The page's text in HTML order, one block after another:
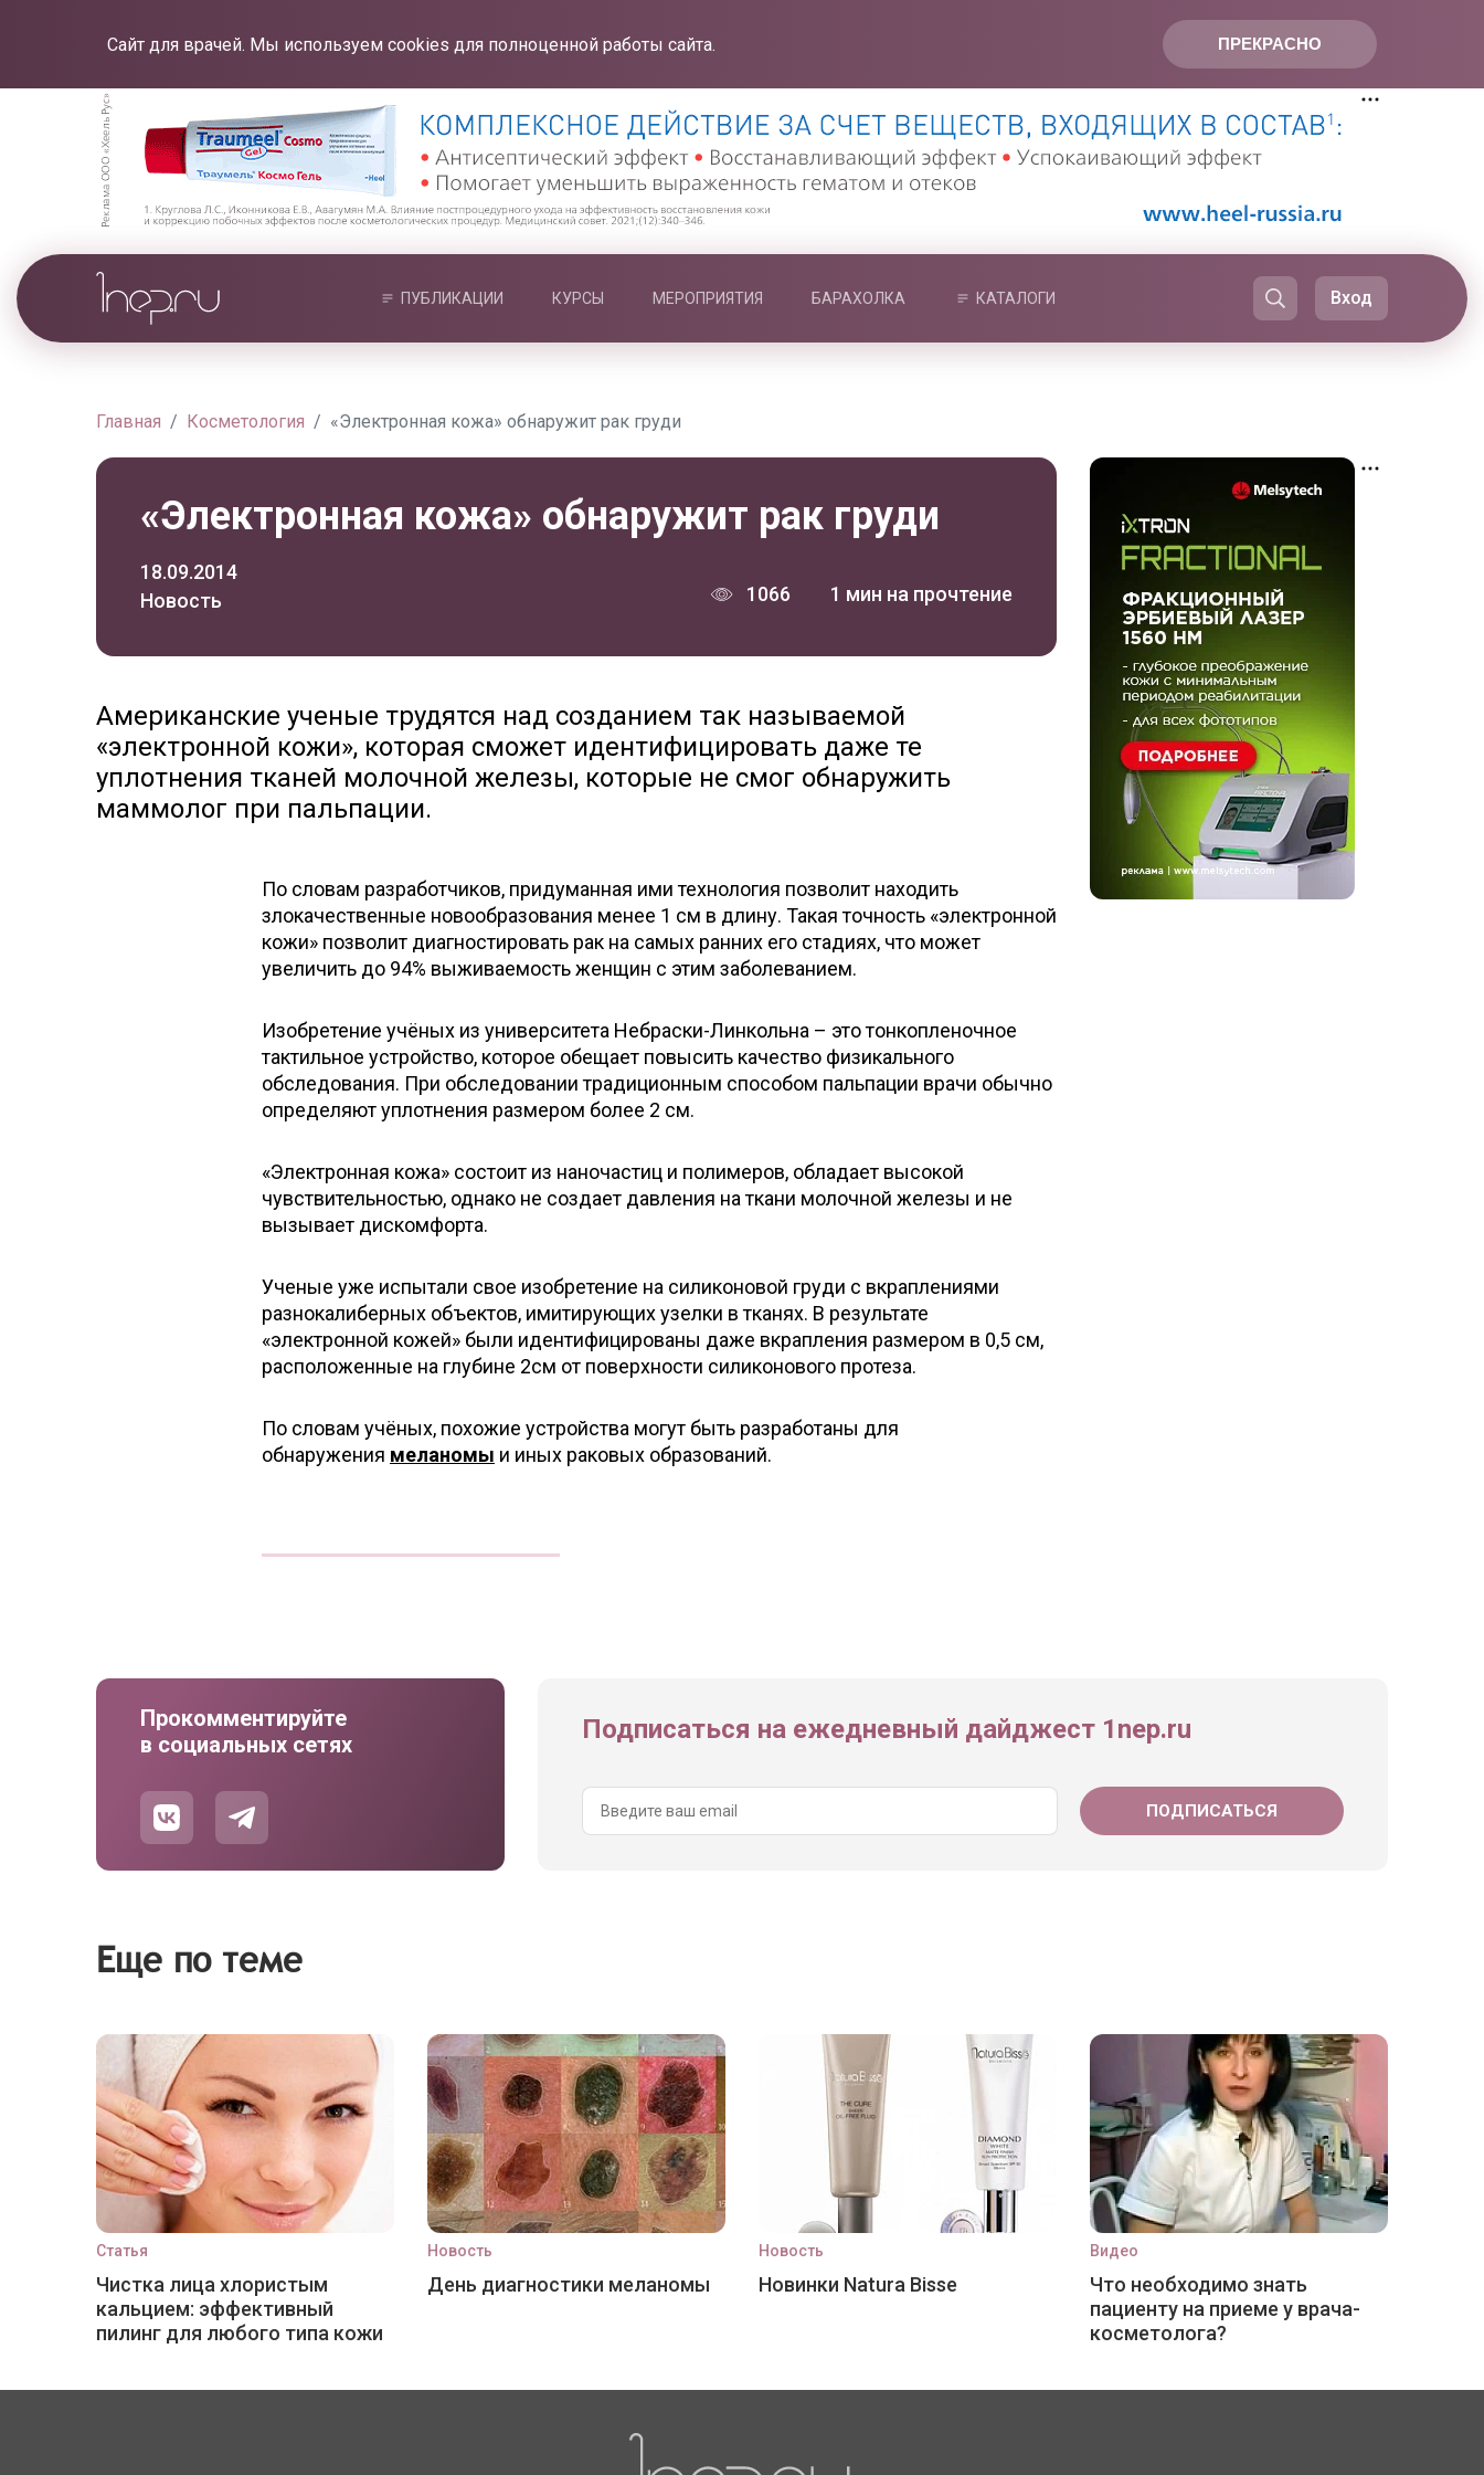
ПРЕКРАСНО
Сайт для врачей. Мы используем cookies для полноценной работы сайта.
ПУБЛИКАЦИИ КУРСЫ МЕРОПРИЯТИЯ БАРАХОЛКА КАТАЛОГИ Вход
Главная Косметология «Электронная кожа» обнаружит рак груди
«Электронная кожа» обнаружит рак груди
18.09.2014
Новость
1066 1 мин на прочтение
Американские ученые трудятся над созданием так называемой
«электронной кожи», которая сможет идентифицировать даже те
уплотнения тканей молочной железы, которые не смог обнаружить
маммолог при пальпации.
По словам разработчиков, придуманная ими технология позволит находить
злокачественные новообразования менее 1 см в длину. Такая точность «электронной
кожи» позволит диагностировать рак на самых ранних его стадиях, что может
увеличить до 94% выживаемость женщин с этим заболеванием.
Изобретение учёных из университета Небраски-Линкольна – это тонкопленочное
тактильное устройство, которое обещает повысить качество физикального
обследования. При обследовании традиционным способом пальпации врачи обычно
определяют уплотнения размером более 2 см.
«Электронная кожа» состоит из наночастиц и полимеров, обладает высокой
чувствительностью, однако не создает давления на ткани молочной железы и не
вызывает дискомфорта.
Ученые уже испытали свое изобретение на силиконовой груди с вкраплениями
разнокалиберных объектов, имитирующих узелки в тканях. В результате
«электронной кожей» были идентифицированы даже вкрапления размером в 0,5 см,
расположенные на глубине 2см от поверхности силиконового протеза.
По словам учёных, похожие устройства могут быть разработаны для
обнаружения меланомы и иных раковых образований.
Прокомментируйте
в социальных сетях
Подписаться на ежедневный дайджест 1nep.ru
Еще по теме
Статья
Чистка лица хлористым
кальцием: эффективный
пилинг для любого типа кожи
Новость
День диагностики меланомы
Новость
Новинки Natura Bisse
Видео
Что необходимо знать
пациенту на приеме у врача-
косметолога?